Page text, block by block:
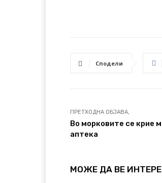
Сподели
ПРЕТХОДНА ОБЈАВА,
Во морковите се крие
аптека
МОЖЕ ДА ВЕ